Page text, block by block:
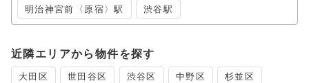
明治神宮前〈原宿〉駅 渋谷駅
近隣エリアから物件を探す
大田区 世田谷区 渋谷区 中野区 杉並区